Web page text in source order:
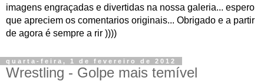
imagens engraçadas e divertidas na nossa galeria... espero
que apreciem os comentarios originais... Obrigado e a partir
de agora é sempre a rir ))))
quarta-feira, 1 de fevereiro de 2012
Wrestling - Golpe mais temível